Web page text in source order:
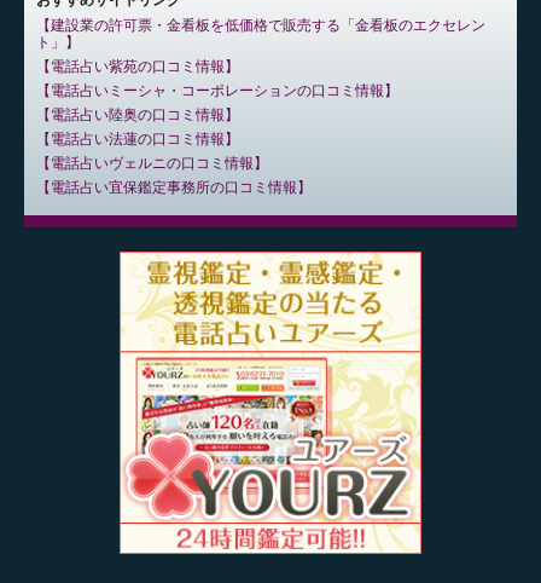
建設業の許可票・金看板を低価格で販売する「金看板のエクセレン
ト」
電話占い紫苑の口コミ情報
電話占いミーシャ・コーポレーションの口コミ情報
電話占い陸奥の口コミ情報
電話占い法蓮の口コミ情報
電話占いヴェルニの口コミ情報
電話占い宜保鑑定事務所の口コミ情報